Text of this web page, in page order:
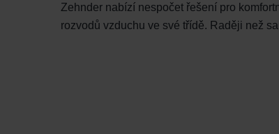
Zehnder nabízí nespočet řešení pro
rozvodů vzduchu ve své třídě. Raději než